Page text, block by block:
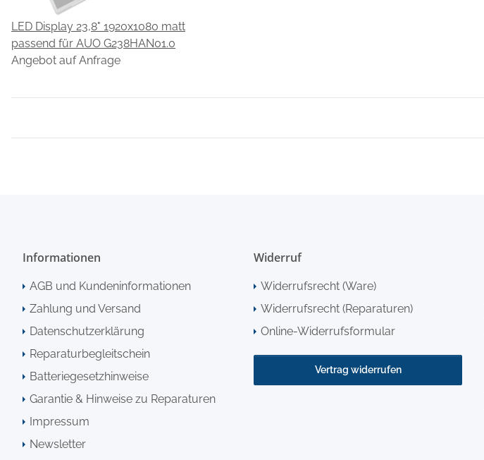
LED Display 23,8" 1920x1080 matt
passend für AUO G238HAN01.0
Angebot auf Anfrage
Informationen
AGB und Kundeninformationen
Zahlung und Versand
Datenschutzerklärung
Reparaturbegleitschein
Batteriegesetzhinweise
Garantie & Hinweise zu Reparaturen
Impressum
Newsletter
Widerruf
Widerrufsrecht (Ware)
Widerrufsrecht (Reparaturen)
Online-Widerrufsformular
Vertrag widerrufen